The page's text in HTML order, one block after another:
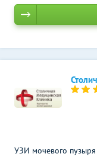
УЗИ мочевого пузыря